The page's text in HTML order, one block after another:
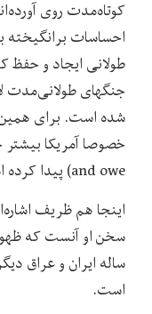
کوتاه‌مدت روی
احساسات
طولانی ایجاد و حفظ
جنگهای طولانی‌مدت
شده است. برای
and owe) پیدا کرده است.
اینجا هم ظریف
سخن او آنست که
ساله ایران و عراق
است.